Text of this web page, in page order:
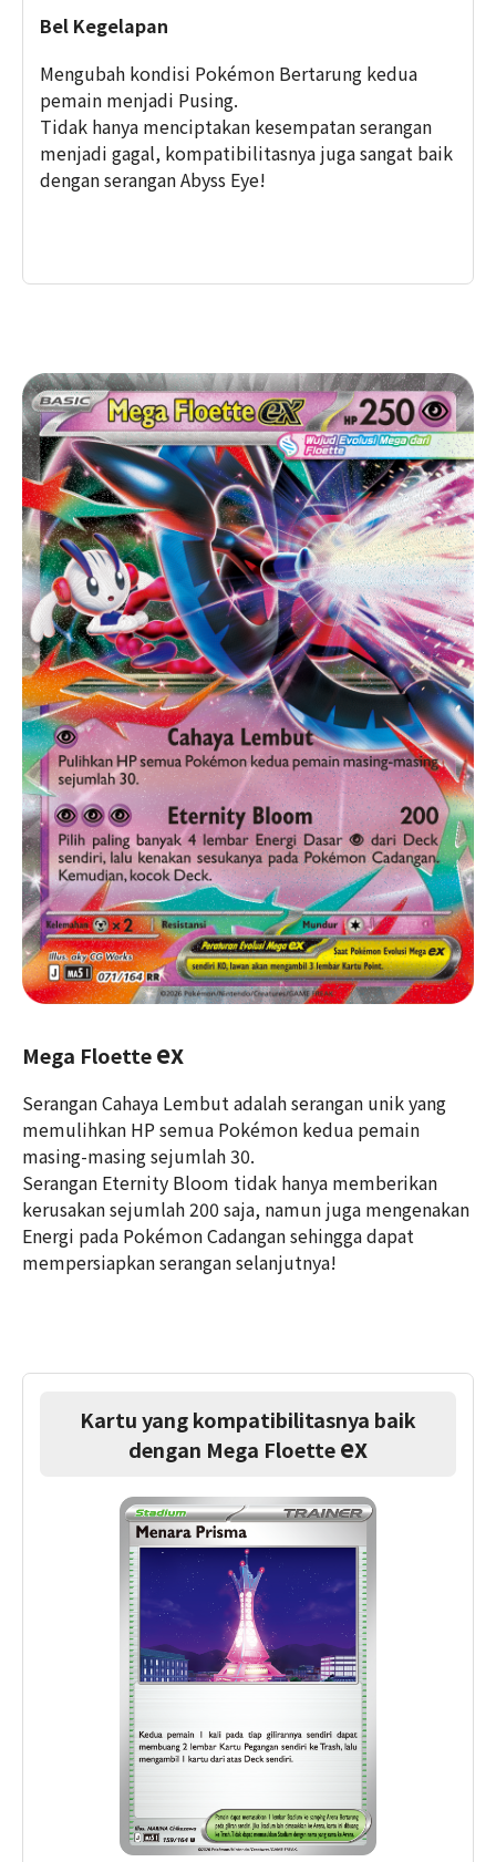
Bel Kegelapan
Mengubah kondisi Pokémon Bertarung kedua
pemain menjadi Pusing.
Tidak hanya menciptakan kesempatan serangan
menjadi gagal, kompatibilitasnya juga sangat baik
dengan serangan Abyss Eye!
Mega Floetteex
Serangan Cahaya Lembut adalah serangan unik yang
memulihkan HP semua Pokémon kedua pemain
masing-masing sejumlah 30.
Serangan Eternity Bloom tidak hanya memberikan
kerusakan sejumlah 200 saja, namun juga mengenakan
Energi pada Pokémon Cadangan sehingga dapat
mempersiapkan serangan selanjutnya!
Kartu yang kompatibilitasnya baik
dengan Mega Floetteex